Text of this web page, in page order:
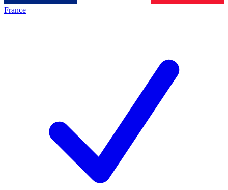
France